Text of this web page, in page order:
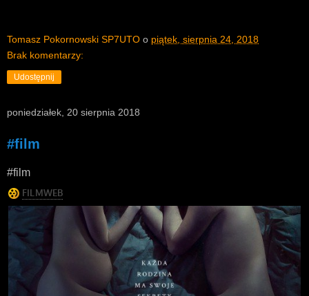
Tomasz Pokornowski SP7UTO o piątek, sierpnia 24, 2018
Brak komentarzy:
Udostępnij
poniedziałek, 20 sierpnia 2018
#film
#film